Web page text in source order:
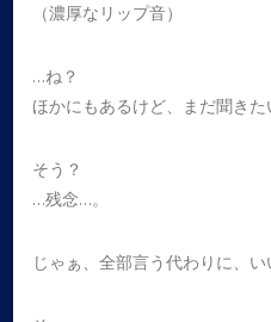
（濃厚なリップ音）
…ね？
ほかにもあるけど、まだ聞きた
そう？
…残念…。
じゃぁ、全部言う代わりに、